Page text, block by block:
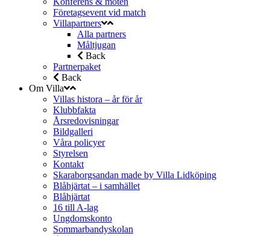
Företagsevent vid match
Villapartners
Alla partners
Måltjugan
Back
Partnerpaket
Back
Om Villa
Villas histora – år för år
Klubbfakta
Årsredovisningar
Bildgalleri
Våra policyer
Styrelsen
Kontakt
Skaraborgsandan made by Villa Lidköping
Blåhjärtat – i samhället
Blåhjärtat
16 till A-lag
Ungdomskonto
Sommarbandyskolan